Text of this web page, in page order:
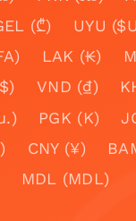
(₾) UYU
LAK (₭)
VND (₫)
PGK (K)
AFN (؋)
CNY (¥)
MDL (MDL)